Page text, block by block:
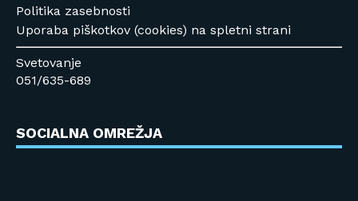
Politika zasebnosti
Uporaba piškotkov (cookies) na spletni strani
Svetovanje
051/635-689
SOCIALNA OMREŽJA